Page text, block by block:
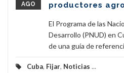
AGO
productores
El Programa de las
Desarrollo (PNUD) en
de una guía de
Cuba, Fijar, Noticias ...